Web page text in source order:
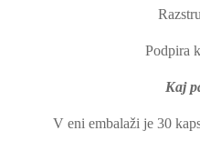
Podpira
Kaj
V eni embalaži je 30